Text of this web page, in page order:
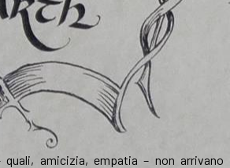
quali, amicizia, empatia – non arrivano